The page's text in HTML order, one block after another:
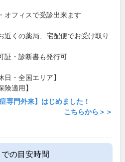
オフィスで受診出来ます
近くの薬局、宅配便でお受け取り
証・診断書も発行可
日・全国エリア】
険適用】
専門外来】はじめました！
こちらから＞＞
の目安時間